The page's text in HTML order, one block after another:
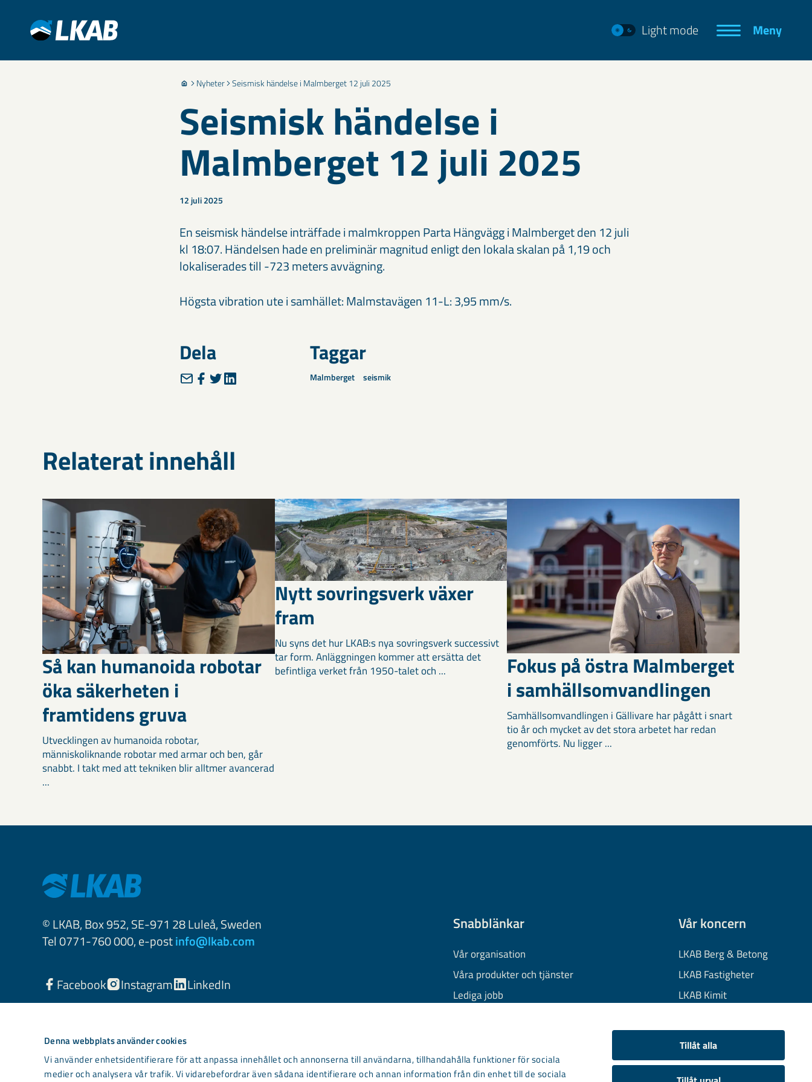
Denna webbplats använder cookies
Vi använder enhetsidentifierare för att anpassa innehållet och annonserna till användarna, tillhandahålla funktioner för sociala
medier och analysera vår trafik. Vi vidarebefordrar även sådana identifierare och annan information från din enhet till de sociala
Tillåt alla
Light mode Meny
Nyheter Seismisk händelse i Malmberget 12 juli 2025
Seismisk händelse i
Malmberget 12 juli 2025
12 juli 2025
En seismisk händelse inträffade i malmkroppen Parta Hängvägg i Malmberget den 12 juli
kl 18:07. Händelsen hade en preliminär magnitud enligt den lokala skalan på 1,19 och
lokaliserades till -723 meters avvägning.
Högsta vibration ute i samhället: Malmstavägen 11-L: 3,95 mm/s.
Dela Taggar
Malmberget seismik
Relaterat innehåll
Så kan humanoida robotar
öka säkerheten i
framtidens gruva
Utvecklingen av humanoida robotar,
människoliknande robotar med armar och ben, går
snabbt. I takt med att tekniken blir alltmer avancerad
...
Nytt sovringsverk växer
fram
Nu syns det hur LKAB:s nya sovringsverk successivt
tar form. Anläggningen kommer att ersätta det
befintliga verket från 1950-talet och ...
Fokus på östra Malmberget
i samhällsomvandlingen
Samhällsomvandlingen i Gällivare har pågått i snart
tio år och mycket av det stora arbetet har redan
genomförts. Nu ligger ...
© LKAB, Box 952, SE-971 28 Luleå, Sweden
Tel 0771-760 000, e-postinfo@lkab.com
Facebook Instagram LinkedIn
Snabblänkar
Vår organisation
Våra produkter och tjänster
Lediga jobb
Information om cookies
Kontakta oss
Vår koncern
LKAB Berg & Betong
LKAB Fastigheter
LKAB Kimit
LKAB Wassara
Samhällsutveckling